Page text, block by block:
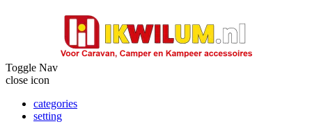
Toggle Nav
close icon
categories
setting